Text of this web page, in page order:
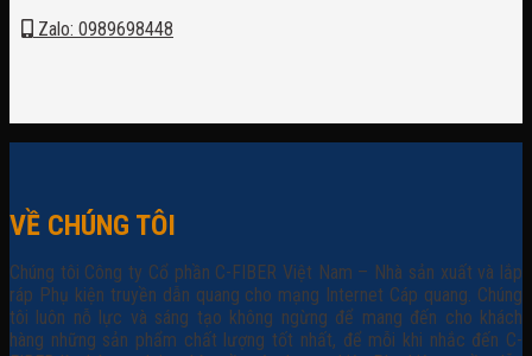
Zalo: 0989698448
VỀ CHÚNG TÔI
Chúng tôi Công ty Cổ phần C-FIBER Việt Nam – Nhà sản xuất và lắp
ráp Phụ kiện truyền dẫn quang cho mạng Internet Cáp quang. Chúng
tôi luôn nỗ lực và sáng tạo không ngừng để mang đến cho khách
hàng những sản phẩm chất lượng tốt nhất, để mỗi khi nhắc đến C-